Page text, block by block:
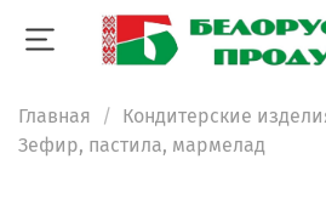
Главная
Кондитерские
Зефир, пастила, мармелад